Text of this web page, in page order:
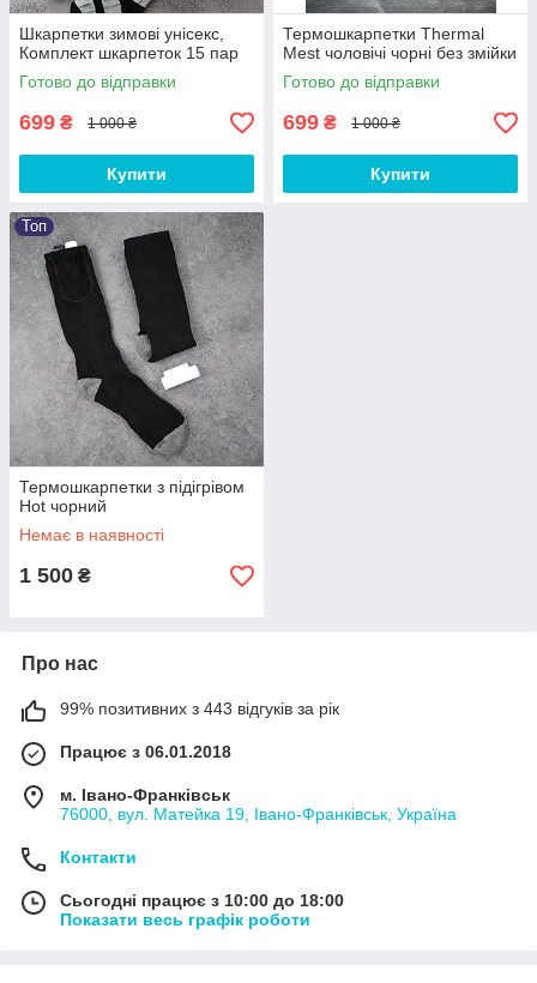
Шкарпетки зимові унісекс,
Комплект шкарпеток 15 пар
Готово до відправки
699 ₴ 1 000 ₴
Купити
Термошкарпетки Thermal
Mest чоловічі чорні без змійки
Готово до відправки
699 ₴ 1 000 ₴
Купити
Топ
Термошкарпетки з підігрівом
Hot чорний
Немає в наявності
1 500 ₴
Про нас
99% позитивних з 443 відгуків за рік
Працює з 06.01.2018
м. Івано-Франківськ
76000, вул. Матейка 19, Івано-Франківськ, Україна
Контакти
Сьогодні працює з 10:00 до 18:00
Показати весь графік роботи